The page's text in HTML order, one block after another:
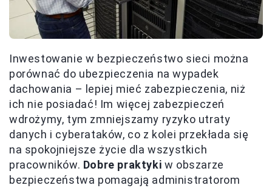
Inwestowanie w bezpieczeństwo sieci można
porównać do ubezpieczenia na wypadek
dachowania – lepiej mieć zabezpieczenia, niż
ich nie posiadać! Im więcej zabezpieczeń
wdrożymy, tym zmniejszamy ryzyko utraty
danych i cyberataków, co z kolei przekłada się
na spokojniejsze życie dla wszystkich
pracowników. Dobre praktyki w obszarze
bezpieczeństwa pomagają administratorom